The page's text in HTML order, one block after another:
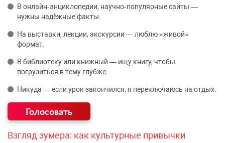
В онлайн‑энциклопедии, научно‑популярные сайты —
нужны надёжные факты.
На выставки, лекции, экскурсии — люблю «живой»
формат.
В библиотеку или книжный — ищу книгу, чтобы
погрузиться в тему глубже.
Никуда — если урок закончился, я переключаюсь на отдых.
Взгляд зумера: как культурные привычки